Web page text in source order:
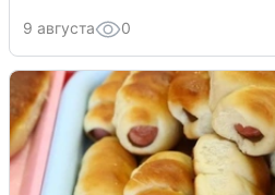
9 августа 0